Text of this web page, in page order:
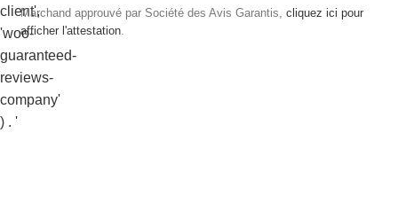
Marchand approuvé par Société des Avis Garantis, cliquez ici pour
afficher l'attestation.